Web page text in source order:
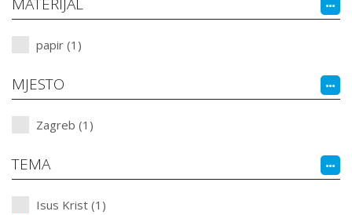
papir (1)
MJESTO
Zagreb (1)
TEMA
Isus Krist (1)